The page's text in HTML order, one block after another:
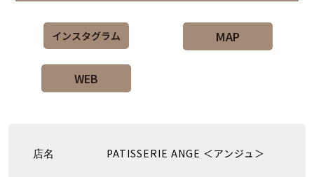
インスタグラム MAP
WEB
店名 PATISSERIE ANGE ＜アンジュ＞